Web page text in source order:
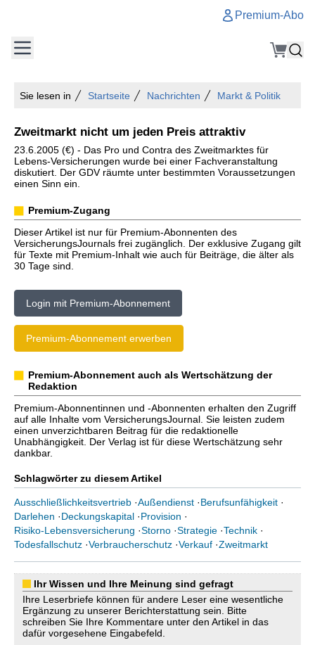
Premium-Abo
Sie lesen in Startseite Nachrichten Markt & Politik
Zweitmarkt nicht um jeden Preis attraktiv
23.6.2005 (€) - Das Pro und Contra des Zweitmarktes für
Lebens-Versicherungen wurde bei einer Fachveranstaltung
diskutiert. Der GDV räumte unter bestimmten Voraussetzungen
einen Sinn ein.
Premium-Zugang
Dieser Artikel ist nur für Premium-Abonnenten des
VersicherungsJournals frei zugänglich. Der exklusive Zugang gilt
für Texte mit Premium-Inhalt wie auch für Beiträge, die älter als
30 Tage sind.
Login mit Premium-Abonnement
Premium-Abonnement erwerben
Premium-Abonnement auch als Wertschätzung der
Redaktion
Premium-Abonnentinnen und -Abonnenten erhalten den Zugriff
auf alle Inhalte vom VersicherungsJournal. Sie leisten zudem
einen unverzichtbaren Beitrag für die redaktionelle
Unabhängigkeit. Der Verlag ist für diese Wertschätzung sehr
dankbar.
Schlagwörter zu diesem Artikel
Ausschließlichkeitsvertrieb ·Außendienst ·Berufsunfähigkeit ·
Darlehen ·Deckungskapital ·Provision ·
Risiko-Lebensversicherung ·Storno ·Strategie ·Technik ·
Todesfallschutz ·Verbraucherschutz ·Verkauf ·Zweitmarkt
Ihr Wissen und Ihre Meinung sind gefragt
Ihre Leserbriefe können für andere Leser eine wesentliche
Ergänzung zu unserer Berichterstattung sein. Bitte
schreiben Sie Ihre Kommentare unter den Artikel in das
dafür vorgesehene Eingabefeld.